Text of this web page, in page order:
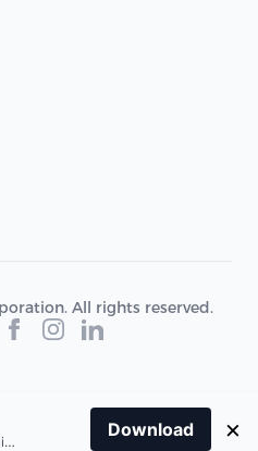
All rights reserved.
Breaking news. Fast. Reliable.
Download ×